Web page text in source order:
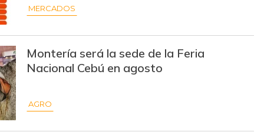
$ 8.275,00 -$ 125,00
$ 9.800,00
$ 17.750,00 - -
MERCADOS
Montería será la sede de la Feria
Nacional Cebú en agosto
AGRO